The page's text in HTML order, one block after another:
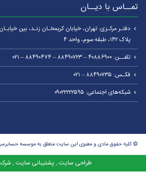
تمــاس با دیــان
دفتـر مرکـزی: تهران، خیابان کریمخـان زنـد، بین
پلاک ۱۴۲، طبقه سوم، واحد ۴
تلفــن: ۴۰۸۸۶۹۰۰ – ۸۸۴۹۰۷۲۳ – ۸۸۴۹۰۴۷۴ – ۰۲۱
فکـس: ۸۸۴۹۰۷۳۵ – ۰۲۱
شبکه‌های اجتماعی: ۰۹۰۲۲۲۲۲۵۹۵
© کلیه حقوق مادی و معنوی این سایت متعلق به موسسه
طراحی سایت , پشتیبانی سایت ,